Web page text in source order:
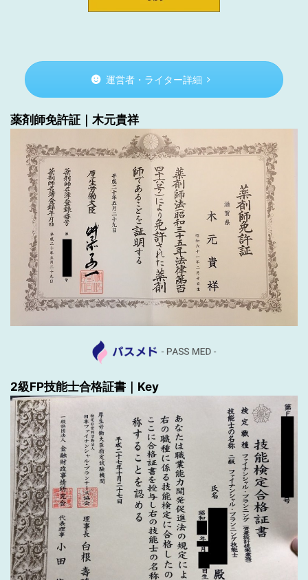
運営者・ライター詳細
薬剤師免許証｜木元貴祥
2級FP技能士合格証書｜Key